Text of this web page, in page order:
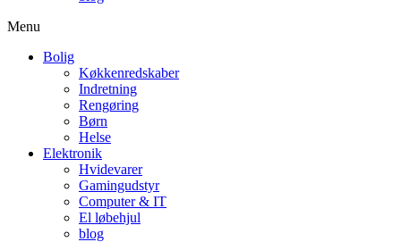
Menu
Bolig
Køkkenredskaber
Indretning
Rengøring
Børn
Helse
Elektronik
Hvidevarer
Gamingudstyr
Computer & IT
El løbehjul
blog